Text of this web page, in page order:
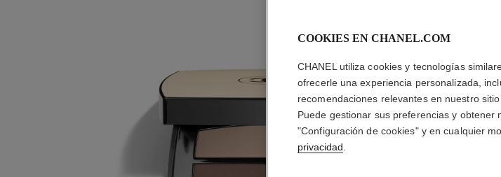
COOKIES EN CHANEL.COM
CHANEL utiliza cookies y tecnologías
ofrecerle una experiencia personalizada,
recomendaciones relevantes en nuestro
Puede gestionar sus preferencias y obtener
"Configuración de cookies" y en cualquier
privacidad